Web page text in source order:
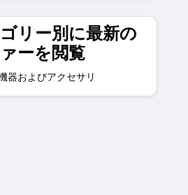
リー別に最新の
ーを閲覧
器およびアクセサリ